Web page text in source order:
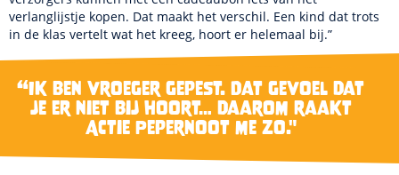
verlanglijstje kopen. Dat maakt het verschil. Een kind dat trots
in de klas vertelt wat het kreeg, hoort er helemaal bij.”
“Ik ben vroeger gepest. Dat gevoel dat
je er niet bij hoort… daarom raakt
Actie Pepernoot me zo."